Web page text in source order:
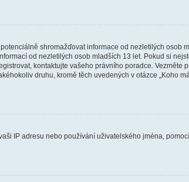
shromažďovat informace od nezletilých osob
od nezletilých osob mladších 13 let. Pokud si
kontaktujte vašeho právního poradce. Vezměte
druhu, kromě těch uvedených v otázce „Koho
IP adresu nebo používání uživatelského jména, pomocí